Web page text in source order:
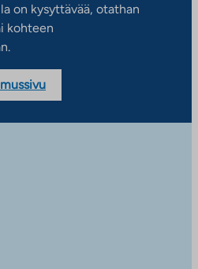
on kysyttävää, otathan
kohteen